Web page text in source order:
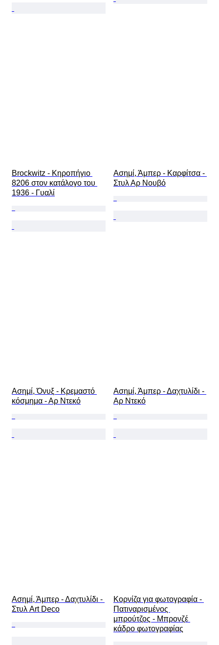
Brockwitz - Κηροπήγιο
8206 στον κατάλογο του
1936 - Γυαλί
Ασημί, Άμπερ - Καρφίτσα -
Στυλ Αρ Νουβό
Ασημί, Όνυξ - Κρεμαστό
κόσμημα - Αρ Ντεκό
Ασημί, Άμπερ - Δαχτυλίδι -
Αρ Ντεκό
Ασημί, Άμπερ - Δαχτυλίδι -
Στυλ Art Deco
Κορνίζα για φωτογραφία -
Πατιναρισμένος
μπρούτζος - Μπρονζέ
κάδρο φωτογραφίας